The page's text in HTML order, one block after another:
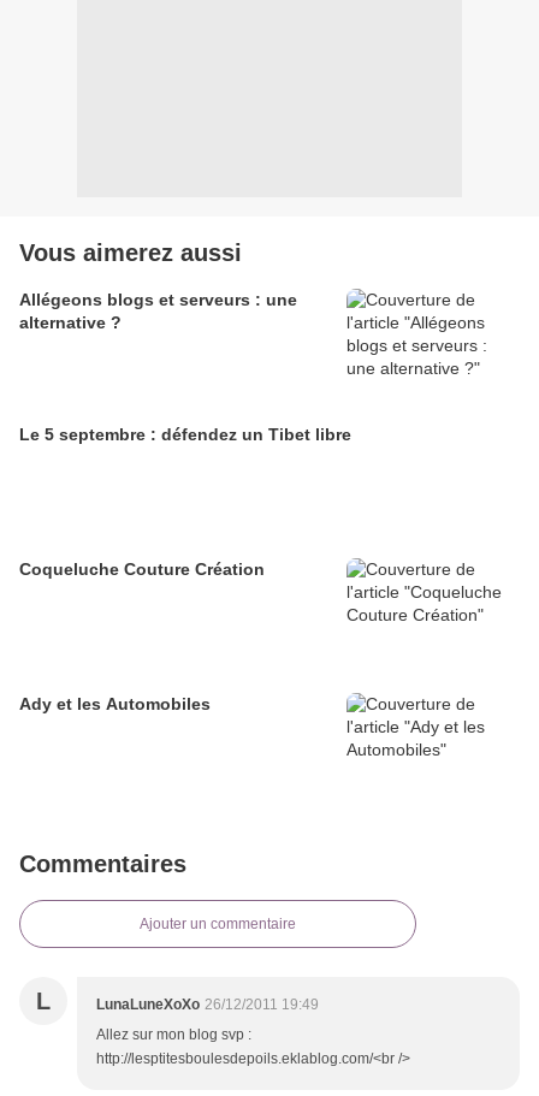
Vous aimerez aussi
Allégeons blogs et serveurs : une
alternative ?
Le 5 septembre : défendez un Tibet libre
Coqueluche Couture Création
Ady et les Automobiles
Commentaires
Ajouter un commentaire
L LunaLuneXoXo 26/12/2011 19:49
Allez sur mon blog svp :
http://lesptitesboulesdepoils.eklablog.com/<br />